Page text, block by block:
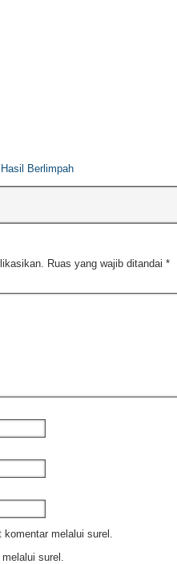
Berlimpah
Ruas yang wajib ditandai *
komentar melalui surel.
surel.